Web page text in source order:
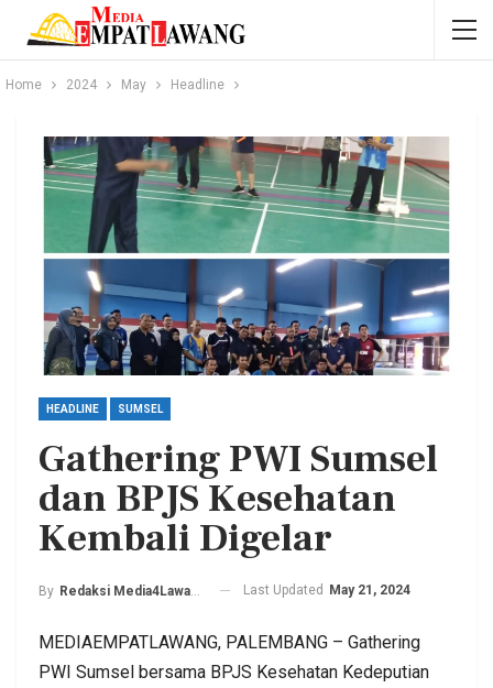
Home 2024 May Headline
HEADLINE SUMSEL
Gathering PWI Sumsel
dan BPJS Kesehatan
Kembali Digelar
By Redaksi Media4Lawang Last Updated May 21, 2024
MEDIAEMPATLAWANG, PALEMBANG – Gathering
PWI Sumsel bersama BPJS Kesehatan Kedeputian